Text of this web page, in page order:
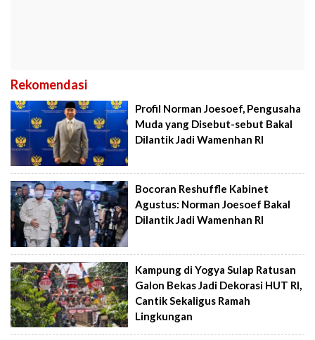
Rekomendasi
Profil Norman Joesoef, Pengusaha
Muda yang Disebut-sebut Bakal
Dilantik Jadi Wamenhan RI
Bocoran Reshuffle Kabinet
Agustus: Norman Joesoef Bakal
Dilantik Jadi Wamenhan RI
Kampung di Yogya Sulap Ratusan
Galon Bekas Jadi Dekorasi HUT RI,
Cantik Sekaligus Ramah
Lingkungan